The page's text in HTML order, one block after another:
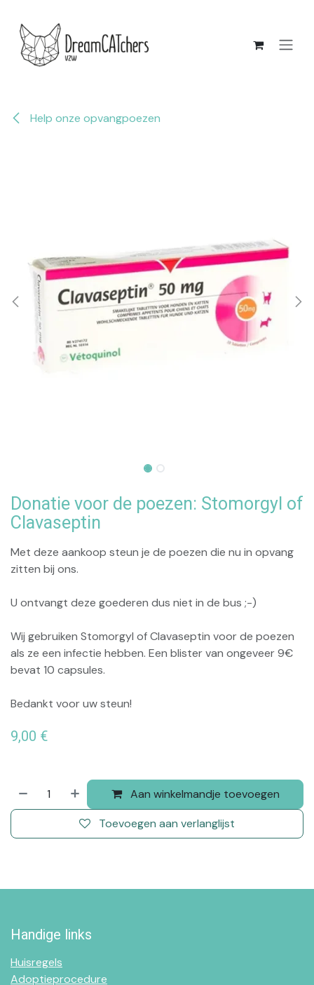
Help onze opvangpoezen
Donatie voor de poezen: Stomorgyl of
Clavaseptin
Met deze aankoop steun je de poezen die nu in opvang
zitten bij ons.
U ontvangt deze goederen dus niet in de bus ;-)
Wij gebruiken Stomorgyl of Clavaseptin voor de poezen
als ze een infectie hebben. Een blister van ongeveer 9€
bevat 10 capsules.
Bedankt voor uw steun!
9,00 €
Aan winkelmandje toevoegen
Toevoegen aan verlanglijst
Handige links
Huisregels
Adoptieprocedure